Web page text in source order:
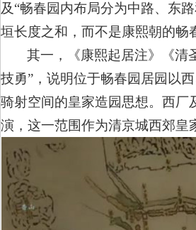
及“畅春园内布局分为中路、东
垣长度之和，而不是康熙朝的畅
其一，《康熙起居注》《清
技勇”，说明位于畅春园居园以
骑射空间的皇家造园思想。西厂
演，这一范围作为清京城西郊皇